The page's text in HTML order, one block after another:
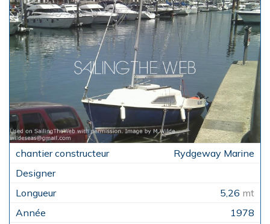
Rydgeway Marine
5,26 mt
1978